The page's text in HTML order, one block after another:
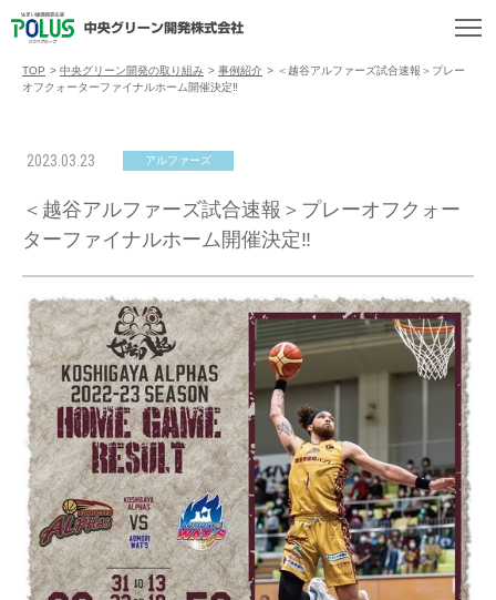
TOP > 中央グリーン開発の取り組み > 事例紹介 > ＜越谷アルファーズ試合速報＞プレー
オフクォーターファイナルホーム開催決定‼️
2023.03.23 アルファーズ
＜越谷アルファーズ試合速報＞プレーオフクォー
ターファイナルホーム開催決定‼️